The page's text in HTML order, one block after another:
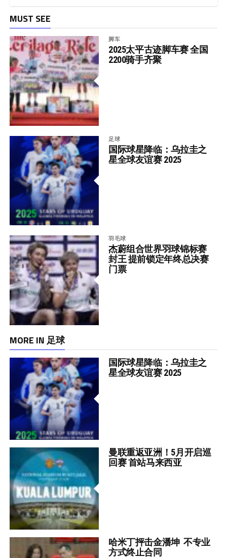
MUST SEE
脚车
2025太平古迹脚车赛 全国
2200骑手齐聚
足球
国际球星降临：乌拉圭之
星全球友谊赛 2025
羽毛球
杰蔚组合世界羽球锦标赛
封王 提前锁定年终总决赛
门票
MORE IN 足球
国际球星降临：乌拉圭之
星全球友谊赛 2025
曼联重返亚洲！5月开启巡
回赛 首站马来西亚
哈米丁抨击金潘坤 不专业
方式终止合同